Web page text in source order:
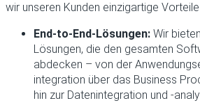
wir unseren Kunden einzigartige
End-to-End-Lösungen: Wir
Lösungen, die den gesamten
abdecken – von der
integration über das Business
hin zur Datenintegration und -